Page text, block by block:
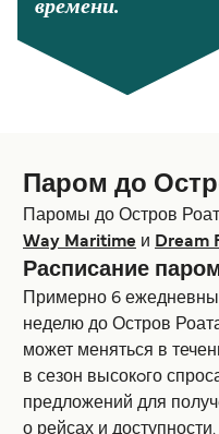
времени.
Паром до
Паромы до Остров
Way Maritime и Dream
Расписание
Примерно 6
неделю до Остров
может меняться в
в сезон высокoго
предложений для
о рейсах и доступности.